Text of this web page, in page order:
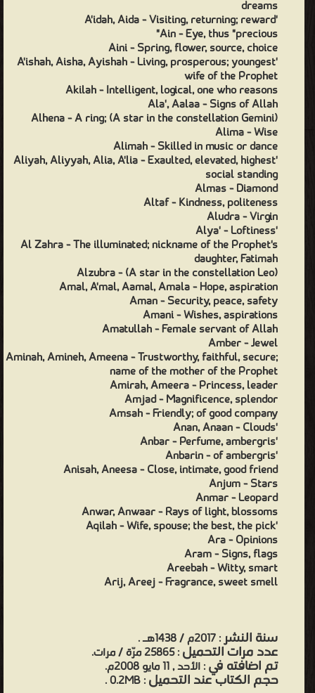
dreams
'A'idah, Aida - Visiting, returning; reward
Ain - Eye, thus "precious"
Aini - Spring, flower, source, choice
'A'ishah, Aisha, Ayishah - Living, prosperous; youngest
wife of the Prophet
Akilah - Intelligent, logical, one who reasons
Ala', Aalaa - Signs of Allah
Alhena - A ring; (A star in the constellation Gemini)
Alima - Wise
Alimah - Skilled in music or dance
'Aliyah, Aliyyah, Alia, A'lia - Exaulted, elevated, highest
social standing
Almas - Diamond
Altaf - Kindness, politeness
Aludra - Virgin
'Alya' - Loftiness
Al Zahra - The illuminated; nickname of the Prophet's
daughter, Fatimah
Alzubra - (A star in the constellation Leo)
Amal, A'mal, Aamal, Amala - Hope, aspiration
Aman - Security, peace, safety
Amani - Wishes, aspirations
Amatullah - Female servant of Allah
Amber - Jewel
Aminah, Amineh, Ameena - Trustworthy, faithful, secure;
name of the mother of the Prophet
Amirah, Ameera - Princess, leader
Amjad - Magnificence, splendor
Amsah - Friendly; of good company
'Anan, Anaan - Clouds
'Anbar - Perfume, ambergris
'Anbarin - of ambergris
Anisah, Aneesa - Close, intimate, good friend
Anjum - Stars
Anmar - Leopard
Anwar, Anwaar - Rays of light, blossoms
'Aqilah - Wife, spouse; the best, the pick
Ara - Opinions
Aram - Signs, flags
Areebah - Witty, smart
Arij, Areej - Fragrance, sweet smell
سنة النشر: 2017م / 1438هـ .
عدد مرات التحميل: 25865 مرّة / مرات.
تم اضافته في: الأحد , 11 مايو 2008م.
حجم الكتاب عند التحميل: 0.2MB .